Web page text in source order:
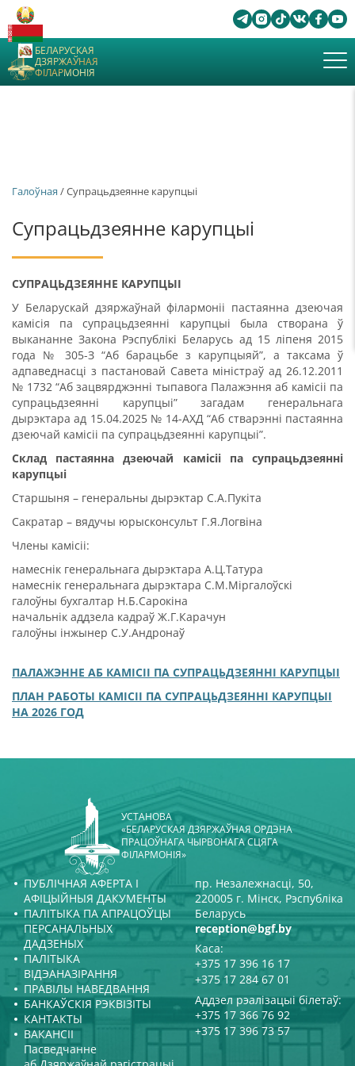
БЕЛАРУСКАЯ
ДЗЯРЖАЎНАЯ
ФІЛАРМОНІЯ
Галоўная / Супрацьдзеянне карупцыі
Супрацьдзеянне карупцыі
СУПРАЦЬДЗЕЯННЕ КАРУПЦЫІ
У Беларускай дзяржаўнай філармоніі пастаянна дзеючая
камісія па супрацьдзеянні карупцыі была створана ў
выкананне Закона Рэспублікі Беларусь ад 15 ліпеня 2015
года № 305-З “Аб барацьбе з карупцыяй”, а таксама ў
адпаведнасці з пастановай Савета міністраў ад 26.12.2011
№ 1732 “Аб зацвярджэнні тыпавога Палажэння аб камісіі па
супрацьдзеянні карупцыі” загадам генеральнага
дырэктара ад 15.04.2025 № 14-АХД “Аб стварэнні пастаянна
дзеючай камісіі па супрацьдзеянні карупцыі”.
Склад пастаянна дзеючай камісіі па супрацьдзеянні
карупцыі
Старшыня – генеральны дырэктар С.А.Пукіта
Сакратар – вядучы юрысконсульт Г.Я.Логвіна
Члены камісіі:
намеснік генеральнага дырэктара А.Ц.Татура
намеснік генеральнага дырэктара С.М.Міргалоўскі
галоўны бухгалтар Н.Б.Сарокіна
начальнік аддзела кадраў Ж.Г.Карачун
галоўны інжынер С.У.Андронаў
ПАЛАЖЭННЕ АБ КАМІСІІ ПА СУПРАЦЬДЗЕЯННІ КАРУПЦЫІ
ПЛАН РАБОТЫ КАМІСІІ ПА СУПРАЦЬДЗЕЯННІ КАРУПЦЫІ
НА 2026 ГОД
УСТАНОВА
«БЕЛАРУСКАЯ ДЗЯРЖАЎНАЯ ОРДЭНА
ПРАЦОЎНАГА ЧЫРВОНАГА СЦЯГА
ФІЛАРМОНІЯ»
ПУБЛІЧНАЯ АФЕРТА І
АФІЦЫЙНЫЯ ДАКУМЕНТЫ
ПАЛІТЫКА ПА АПРАЦОЎЦЫ
ПЕРСАНАЛЬНЫХ
ДАДЗЕНЫХ
ПАЛІТЫКА
ВІДЭАНАЗІРАННЯ
ПРАВІЛЫ НАВЕДВАННЯ
БАНКАЎСКІЯ РЭКВІЗІТЫ
КАНТАКТЫ
ВАКАНСІІ
пр. Незалежнасці, 50,
220005 г. Мінск, Рэспубліка
Беларусь
reception@bgf.by
Каса:
+375 17 396 16 17
+375 17 284 67 01
Аддзел рэалізацыі білетаў:
+375 17 366 76 92
+375 17 396 73 57
Пасведчанне